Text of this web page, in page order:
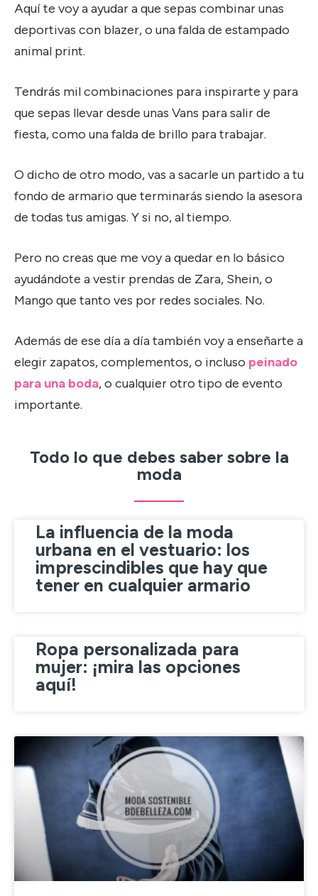
Aquí te voy a ayudar a que sepas combinar unas
deportivas con blazer, o una falda de estampado
animal print.
Tendrás mil combinaciones para inspirarte y para
que sepas llevar desde unas Vans para salir de
fiesta, como una falda de brillo para trabajar.
O dicho de otro modo, vas a sacarle un partido a tu
fondo de armario que terminarás siendo la asesora
de todas tus amigas. Y si no, al tiempo.
Pero no creas que me voy a quedar en lo básico
ayudándote a vestir prendas de Zara, Shein, o
Mango que tanto ves por redes sociales. No.
Además de ese día a día también voy a enseñarte a
elegir zapatos, complementos, o incluso peinado
para una boda, o cualquier otro tipo de evento
importante.
Todo lo que debes saber sobre la
moda
La influencia de la moda
urbana en el vestuario: los
imprescindibles que hay que
tener en cualquier armario
Ropa personalizada para
mujer: ¡mira las opciones
aquí!